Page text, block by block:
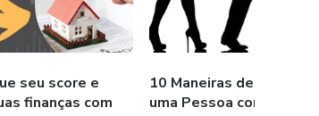
seu score e
finanças com
10 Maneiras de Identificar
uma Pessoa com